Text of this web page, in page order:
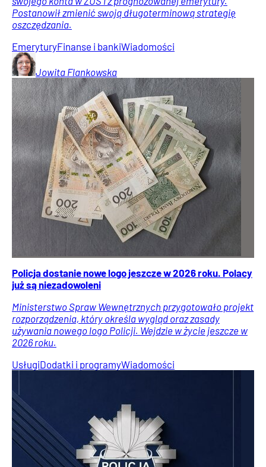
Postanowił zmienić swoją długoterminową strategię
oszczędzania.
EmeryturyFinanse i bankiWiadomości
Jowita Flankowska
Policja dostanie nowe logo jeszcze w 2026 roku. Polacy
już są niezadowoleni
Ministerstwo Spraw Wewnętrznych przygotowało projekt
rozporządzenia, który określa wygląd oraz zasady
używania nowego logo Policji. Wejdzie w życie jeszcze w
2026 roku.
UsługiDodatki i programyWiadomości